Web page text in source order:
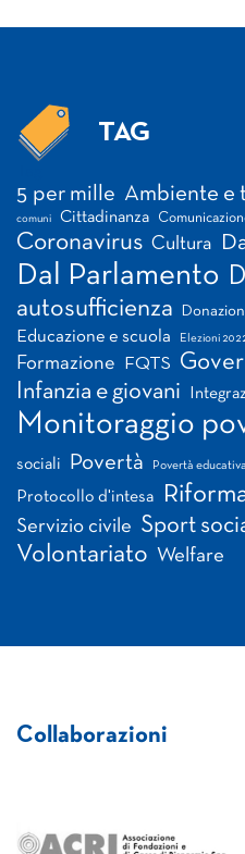
TAG
5 per mille Ambiente e
comuni Cittadinanza
Coronavirus Cultura
Dal Parlamento
autosufficienza
Educazione e scuola Elezioni
Formazione FQTS
Infanzia e giovani
Monitoraggio
sociali Povertà Povertà educativa
Protocollo d'intesa
Servizio civile Sport
Volontariato Welfare
Collaborazioni